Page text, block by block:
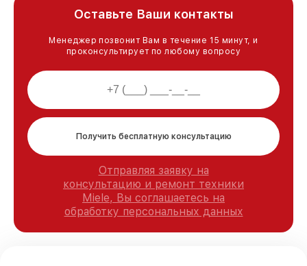
Оставьте Ваши контакты
Менеджер позвонит Вам в течение 15 минут, и
проконсультирует по любому вопросу
Получить бесплатную консультацию
Отправляя заявку на
консультацию и ремонт техники
Miele, Вы соглашаетесь на
обработку персональных данных